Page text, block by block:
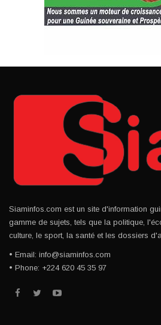
Siaminfos.com est un site d'information
gamme de sujets, tels que la politique,
culture, le sport, la santé et les dossiers
• Email: info@siaminfos.com
• Phone: +224 620 45 35 97